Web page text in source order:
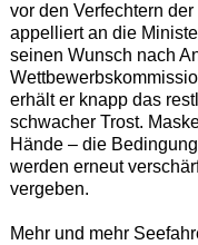
vor den Verfechtern
appelliert an die
seinen Wunsch nach
erhält er knapp das
schwacher Trost.
Hände – die
werden erneut
vergeben.
Mehr und mehr